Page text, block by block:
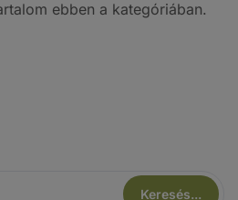
ebben a kategóriában.